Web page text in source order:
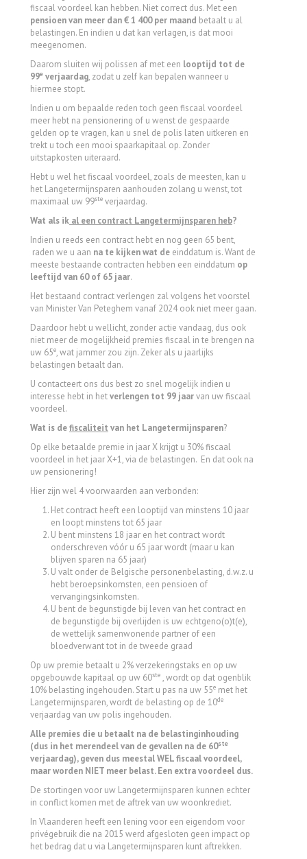
fiscaal voordeel kan hebben. Niet correct dus. Met een
pensioen van meer dan € 1 400 per maand betaalt u al
belastingen. En indien u dat kan verlagen, is dat mooi
meegenomen.
Daarom sluiten wij polissen af met een looptijd tot de
99e verjaardag, zodat u zelf kan bepalen wanneer u
hiermee stopt.
Indien u om bepaalde reden toch geen fiscaal voordeel
meer hebt na pensionering of u wenst de gespaarde
gelden op te vragen, kan u snel de polis laten uitkeren en
trekt u toch een mooi spaarkapitaal op. Zonder
uitstapkosten uiteraard.
Hebt u wel het fiscaal voordeel, zoals de meesten, kan u
het Langetermijnsparen aanhouden zolang u wenst, tot
maximaal uw 99ste verjaardag.
Wat als ik al een contract Langetermijnsparen heb?
Indien u reeds een contract hebt en nog geen 65 bent,
raden we u aan na te kijken wat de einddatum is. Want de
meeste bestaande contracten hebben een einddatum op
leeftijd van 60 of 65 jaar.
Het bestaand contract verlengen zal volgens het voorstel
van Minister Van Peteghem vanaf 2024 ook niet meer gaan.
Daardoor hebt u wellicht, zonder actie vandaag, dus ook
niet meer de mogelijkheid premies fiscaal in te brengen na
uw 65e, wat jammer zou zijn. Zeker als u jaarlijks
belastingen betaalt dan.
U contacteert ons dus best zo snel mogelijk indien u
interesse hebt in hetverlengen tot 99 jaarvan uw fiscaal
voordeel.
Wat is defiscaliteit van het Langetermijnsparen?
Op elke betaalde premie in jaar X krijgt u 30% fiscaal
voordeel in het jaar X+1, via de belastingen. En dat ook na
uw pensionering!
Hier zijn wel 4 voorwaarden aan verbonden:
Het contract heeft een looptijd van minstens 10 jaar
en loopt minstens tot 65 jaar
U bent minstens 18 jaar en het contract wordt
onderschreven vóór u 65 jaar wordt (maar u kan
blijven sparen na 65 jaar)
U valt onder de Belgische personenbelasting, d.w.z. u
hebt beroepsinkomsten, een pensioen of
vervangingsinkomsten.
U bent de begunstigde bij leven van het contract en
de begunstigde bij overlijden is uw echtgeno(o)t(e),
de wettelijk samenwonende partner of een
bloedverwant tot in de tweede graad
Op uw premie betaalt u 2% verzekeringstaks en op uw
opgebouwde kapitaal op uw 60ste , wordt op dat ogenblik
10% belasting ingehouden. Start u pas na uw 55e met het
Langetermijnsparen, wordt de belasting op de 10de
verjaardag van uw polis ingehouden.
Alle premies die u betaalt na de belastinginhouding
(dus in het merendeel van de gevallen na de 60ste
verjaardag), geven dus meestal WEL fiscaal voordeel,
maar worden NIET meer belast. Een extra voordeel dus.
De stortingen voor uw Langetermijnsparen kunnen echter
in conflict komen met de aftrek van uw woonkrediet.
In Vlaanderen heeft een lening voor een eigendom voor
privégebruik die na 2015 werd afgesloten geen impact op
het bedrag dat u via Langetermijnsparen kunt aftrekken.